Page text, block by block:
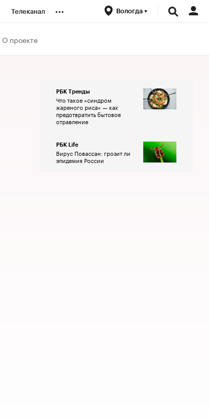
Телеканал ... Вологда
О проекте
РБК Тренды
Что такое «синдром
жареного риса» — как
предотвратить бытовое
отравление
РБК Life
Вирус Повассан: грозит ли
эпидемия России